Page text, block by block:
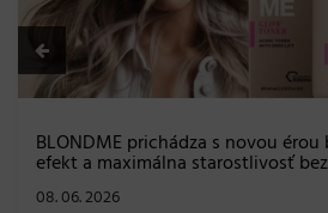
BLONDME prichádza s novou
efekt a maximálna starostlivosť
08. 06. 2026